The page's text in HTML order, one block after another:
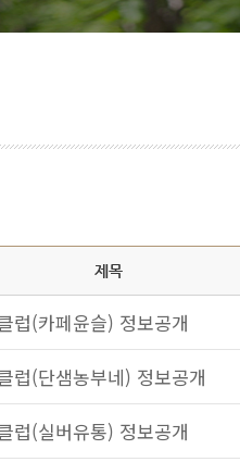
제목
럽(카페윤슬) 정보공개
럽(단샘농부네) 정보공개
럽(실버유통) 정보공개